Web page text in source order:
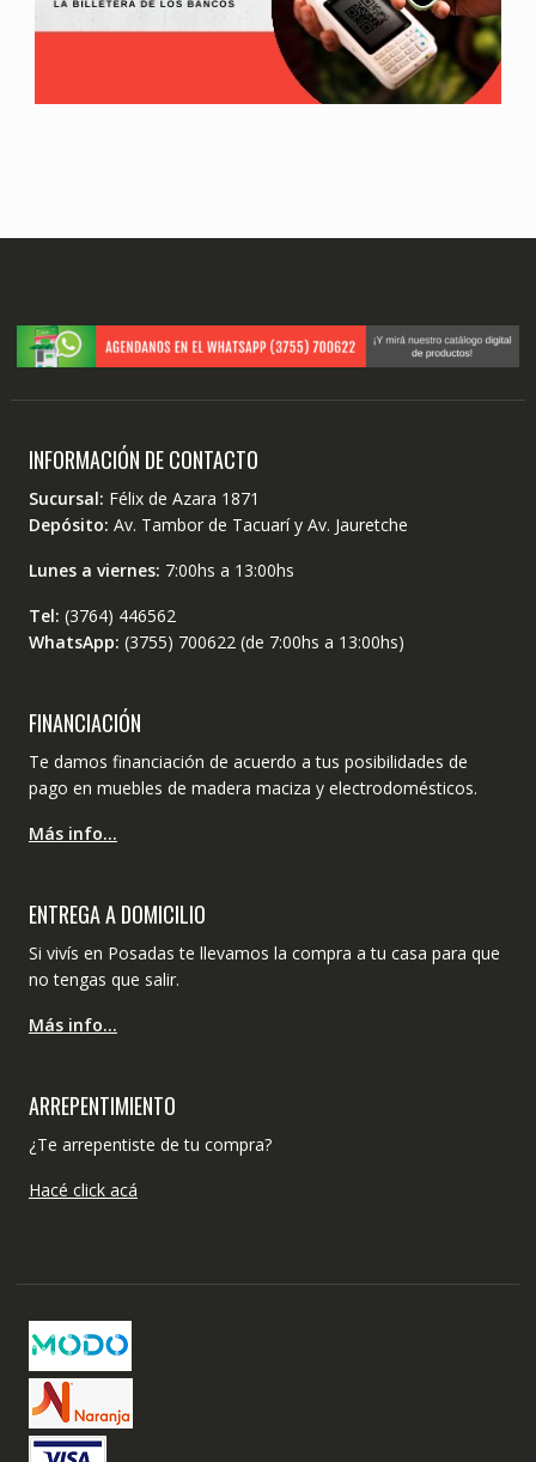
INFORMACIÓN DE CONTACTO
Sucursal: Félix de Azara 1871
Depósito: Av. Tambor de Tacuarí y Av. Jauretche
Lunes a viernes: 7:00hs a 13:00hs
Tel: (3764) 446562
WhatsApp: (3755) 700622 (de 7:00hs a 13:00hs)
FINANCIACIÓN
Te damos financiación de acuerdo a tus posibilidades de
pago en muebles de madera maciza y electrodomésticos.
Más info…
ENTREGA A DOMICILIO
Si vivís en Posadas te llevamos la compra a tu casa para que
no tengas que salir.
Más info…
ARREPENTIMIENTO
¿Te arrepentiste de tu compra?
Hacé click acá